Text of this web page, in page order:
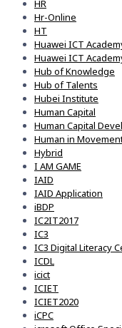
HR
Hr-Online
HT
Huawei ICT
Huawei ICT
Hub of Knowledge
Hub of Talents
Hubei Institute
Human Capital
Human Capital
Human in
Hybrid
I AM GAME
IAID
IAID Application
iBDP
IC2IT2017
IC3
IC3 Digital Literacy
ICDL
icict
ICIET
ICIET2020
iCPC